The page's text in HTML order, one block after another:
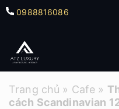
0988816086
Trang chủ » Cafe »
cách Scandinavian